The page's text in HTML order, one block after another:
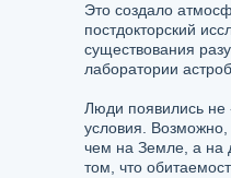
Это создало
постдокторский
существования
лаборатории
Люди появились не
условия. Возможно,
чем на Земле, а на
том, что